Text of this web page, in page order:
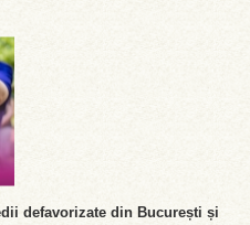
defavorizate din București și